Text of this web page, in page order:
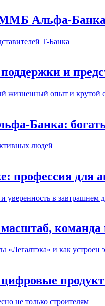
Альфа-Банка
и
Банка:
профессия для
команда